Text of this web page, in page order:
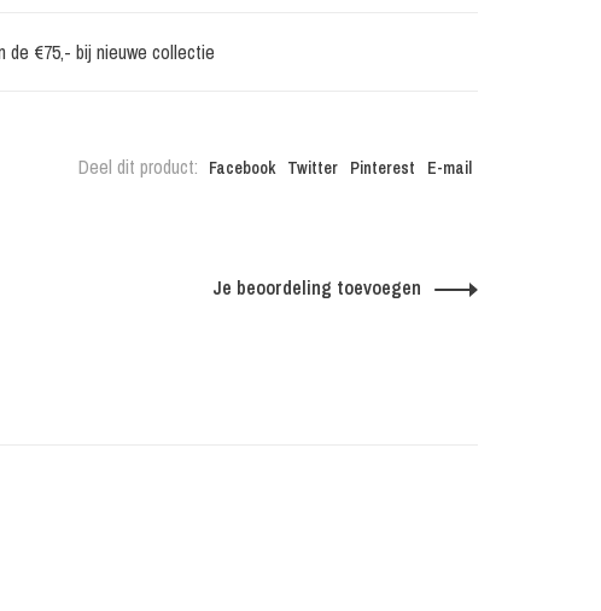
de €75,- bij nieuwe collectie
Deel dit product: Facebook Twitter Pinterest E-mail
Je beoordeling toevoegen